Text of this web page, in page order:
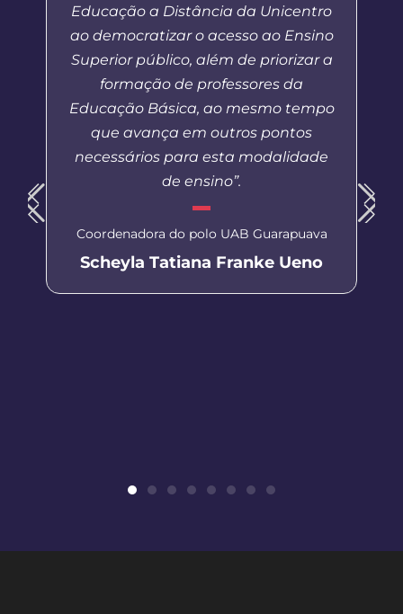
Educação a Distância da Unicentro
ao democratizar o acesso ao Ensino
Superior público, além de priorizar a
formação de professores da
Educação Básica, ao mesmo tempo
que avança em outros pontos
necessários para esta modalidade
de ensino”.
Coordenadora do polo UAB Guarapuava
Scheyla Tatiana Franke Ueno